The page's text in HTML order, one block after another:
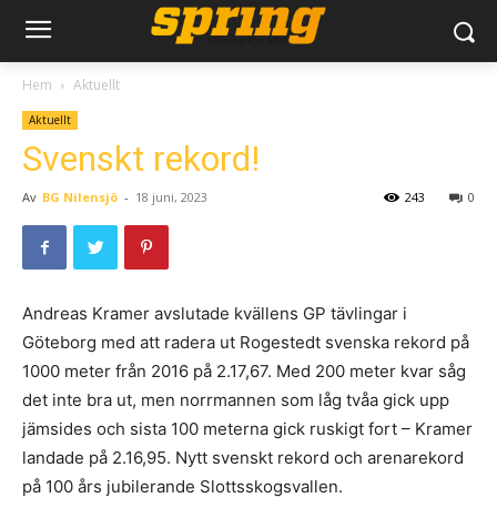
Hem Aktuellt
Aktuellt
Svenskt rekord!
Av BG Nilensjö - 18 juni, 2023 0
243
Andreas Kramer avslutade kvällens GP tävlingar i
Göteborg med att radera ut Rogestedt svenska rekord på
1000 meter från 2016 på 2.17,67. Med 200 meter kvar såg
det inte bra ut, men norrmannen som låg tvåa gick upp
jämsides och sista 100 meterna gick ruskigt fort – Kramer
landade på 2.16,95. Nytt svenskt rekord och arenarekord
på 100 års jubilerande Slottsskogsvallen.